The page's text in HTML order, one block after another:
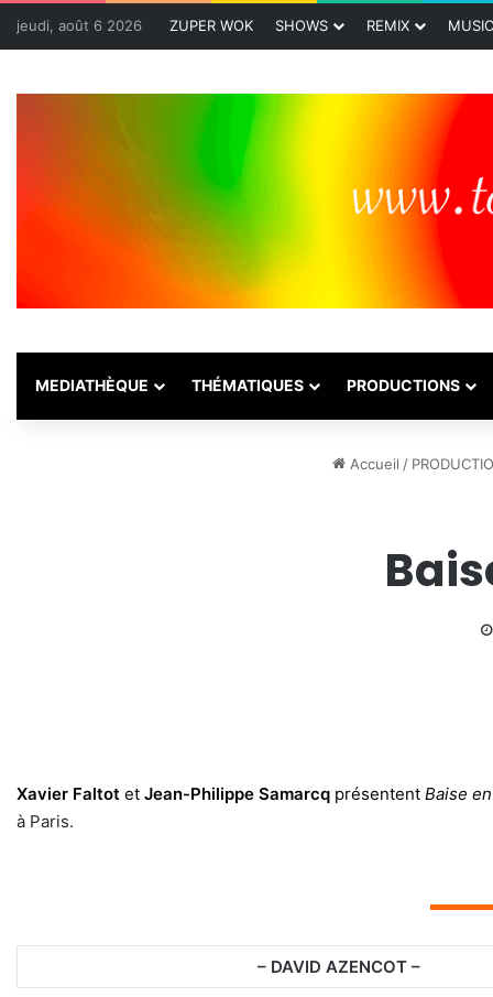
jeudi, août 6 2026 ZUPER WOK SHOWS REMIX MUSIC
MEDIATHÈQUE THÉMATIQUES PRODUCTIONS
Accueil /
Xavier Faltot et Jean-Philippe Samarcq présentent Baise
à Paris.
– DAVID AZENCOT –